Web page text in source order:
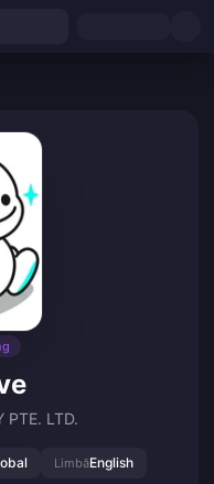
PTE. LTD.
LimbăEnglish